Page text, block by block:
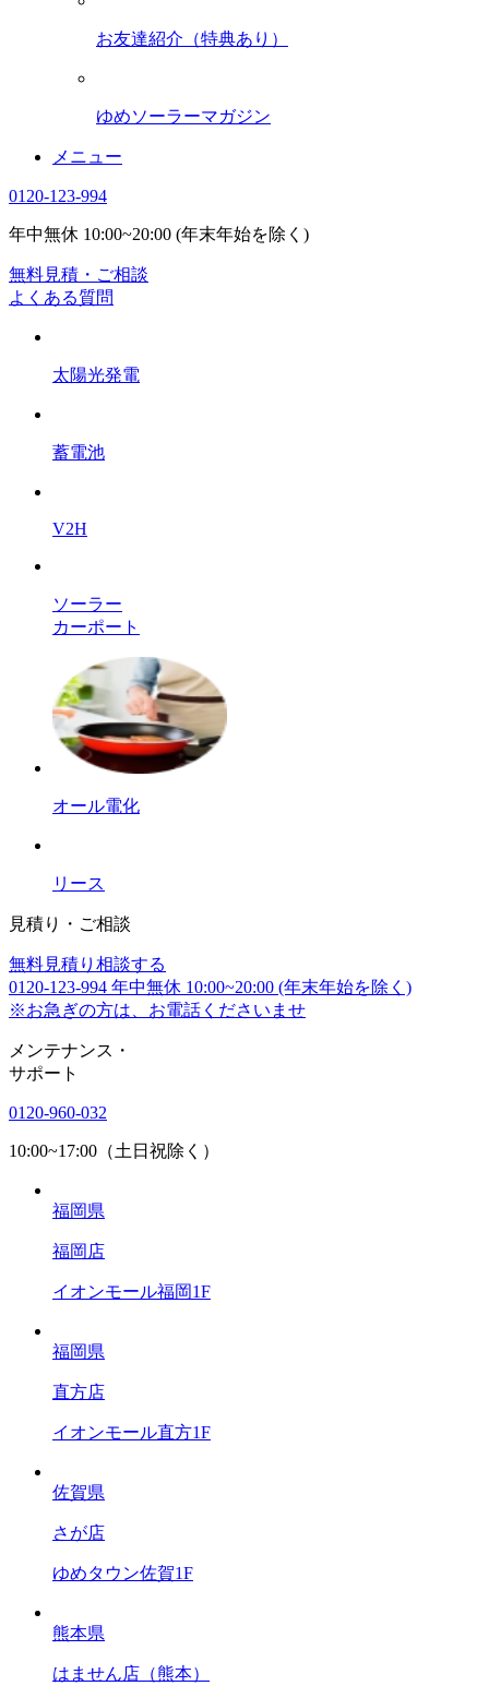
お友達紹介（特典あり）
ゆめソーラーマガジン
メニュー
0120-123-994
年中無休 10:00~20:00 (年末年始を除く)
無料見積・ご相談
よくある質問
太陽光発電
蓄電池
V2H
ソーラー
カーポート
オール電化
リース
見積り・ご相談
無料見積り相談する
0120-123-994 年中無休 10:00~20:00 (年末年始を除く)
※お急ぎの方は、お電話くださいませ
メンテナンス ・
サポート
0120-960-032
10:00~17:00（土日祝除く）
福岡県
福岡店
イオンモール福岡1F
福岡県
直方店
イオンモール直方1F
佐賀県
さが店
ゆめタウン佐賀1F
熊本県
はません店（熊本）